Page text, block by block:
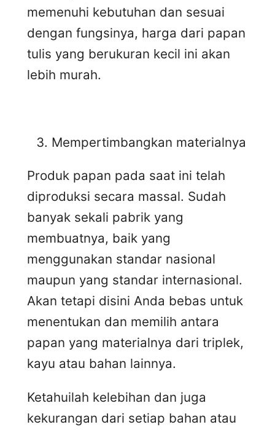
memenuhi kebutuhan dan sesuai
dengan fungsinya, harga dari papan
tulis yang berukuran kecil ini akan
lebih murah.
Mempertimbangkan materialnya
Produk papan pada saat ini telah
diproduksi secara massal. Sudah
banyak sekali pabrik yang
membuatnya, baik yang
menggunakan standar nasional
maupun yang standar internasional.
Akan tetapi disini Anda bebas untuk
menentukan dan memilih antara
papan yang materialnya dari triplek,
kayu atau bahan lainnya.
Ketahuilah kelebihan dan juga
kekurangan dari setiap bahan atau